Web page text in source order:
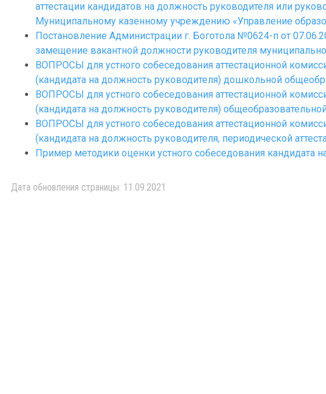
аттестации кандидатов на должность руководителя или
Муниципальному казенному учреждению «Управление
Постановление Администрации г. Боготола №0624-п от
замещение вакантной должности руководителя
ВОПРОСЫ для устного собеседования аттестационной
(кандидата на должность руководителя) дошкольной
ВОПРОСЫ для устного собеседования аттестационной
(кандидата на должность руководителя)
ВОПРОСЫ для устного собеседования аттестационной
(кандидата на должность руководителя, периодической
Пример методики оценки устного собеседования кандидата
Дата обновления страницы: 11.09.2021